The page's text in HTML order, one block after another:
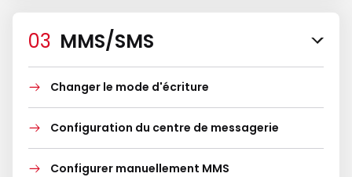
MMS/SMS
Changer le mode d'écriture
Configuration du centre de messagerie
Configurer manuellement MMS